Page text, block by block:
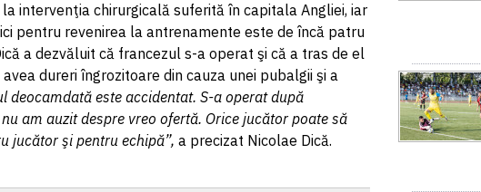
1 UAH= 0.1048 RON
1 XDR = 5.9383 RON
intervenţia chirurgicală suferită în capitala Angliei, iar
pentru revenirea la antrenamente este de încă patru
a dezvăluit că francezul s-a operat şi că a tras de el
dureri îngrozitoare din cauza unei pubalgii şi a
deocamdată este accidentat. S-a operat după
am auzit despre vreo ofertă. Orice jucător poate să
jucător şi pentru echipă”, a precizat Nicolae Dică.